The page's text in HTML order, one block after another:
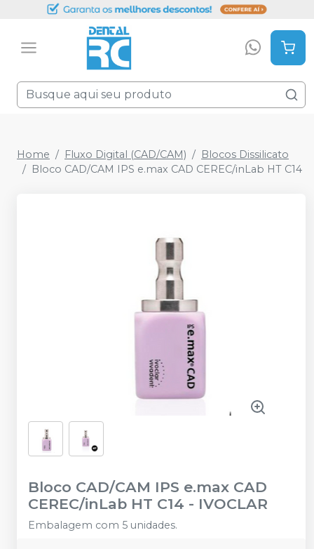
Home Fluxo Digital (CAD/CAM)
Blocos Dissilicato
Bloco CAD/CAM IPS e.max CAD CEREC/inLab HT C14
Bloco CAD/CAM IPS e.max CAD
CEREC/inLab HT C14 - IVOCLAR
Embalagem com 5 unidades.